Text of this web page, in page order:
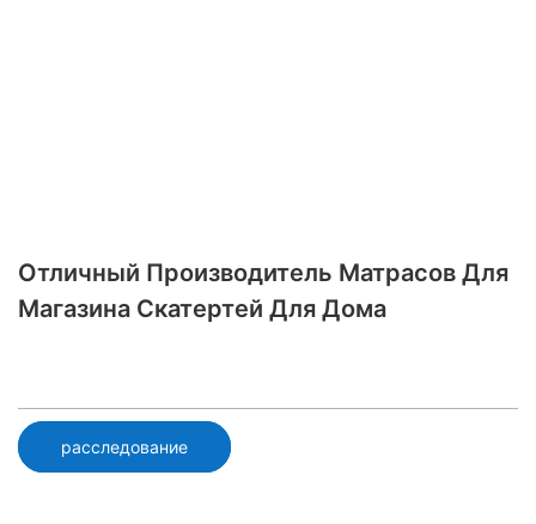
Отличный Производитель Матрасов Для
Магазина Скатертей Для Дома
расследование